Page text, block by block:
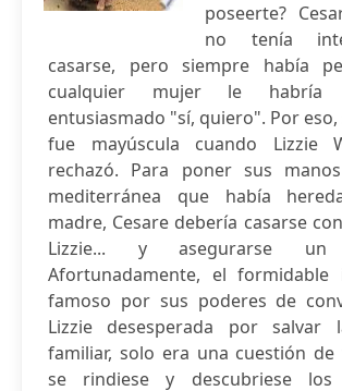
poseerte?
no tenía
casarse, pero siempre había
cualquier mujer le
entusiasmado "sí, quiero". Por
fue mayúscula cuando Lizzie
rechazó. Para poner sus
mediterránea que había
madre, Cesare debería casarse
Lizzie... y asegurarse un
Afortunadamente, el formidable
famoso por sus poderes de
Lizzie desesperada por salvar
familiar, solo era una cuestión
se rindiese y descubriese